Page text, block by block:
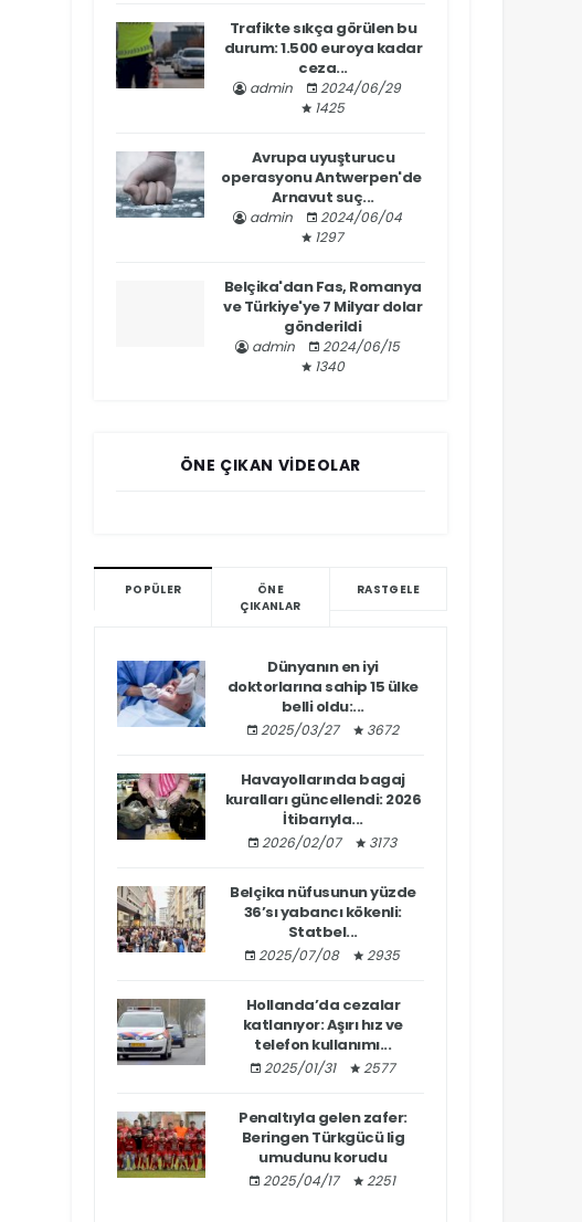
Trafikte sıkça görülen bu
durum: 1.500 euroya kadar
ceza...
admin
2024/06/29
1425
Avrupa uyuşturucu
operasyonu Antwerpen'de
Arnavut suç...
admin
2024/06/04
1297
Belçika'dan Fas, Romanya
ve Türkiye'ye 7 Milyar dolar
gönderildi
admin
2024/06/15
1340
ÖNE ÇIKAN VIDEOLAR
POPÜLER
ÖNE
ÇIKANLAR
RASTGELE
Dünyanın en iyi
doktorlarına sahip 15 ülke
belli oldu:...
2025/03/27 3672
Havayollarında bagaj
kuralları güncellendi: 2026
İtibarıyla...
2026/02/07 3173
Belçika nüfusunun yüzde
36’sı yabancı kökenli:
Statbel...
2025/07/08 2935
Hollanda’da cezalar
katlanıyor: Aşırı hız ve
telefon kullanımı...
2025/01/31 2577
Penaltıyla gelen zafer:
Beringen Türkgücü lig
umudunu korudu
2025/04/17 2251